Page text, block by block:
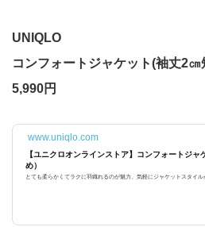
UNIQLO
コンフォートジャケット(袖丈2
5,990円
www.uniqlo.com
【ユニクロオンラインストア】コンフォートジ
め）
とても柔らかくてラクに羽織れるのが魅力。気軽にジャケットスタイル